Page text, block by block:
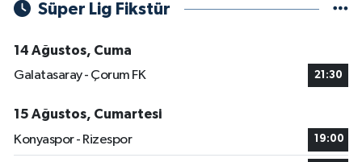
Süper Lig Fikstür
14 Ağustos, Cuma
Galatasaray - Çorum FK
21:30
15 Ağustos, Cumartesi
Konyaspor - Rizespor
19:00